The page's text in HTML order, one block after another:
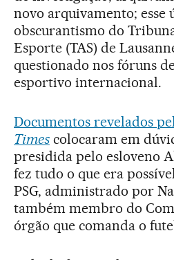
novo arquivamento; esse
obscurantismo do
Esporte (TAS) de
questionado nos fóruns
esportivo internacional.
Documentos revelados
Timescolocaram em
presidida pelo esloveno
fez tudo o que era
PSG, administrado por
também membro do
órgão que comanda o